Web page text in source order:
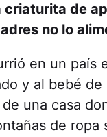
de
no lo
en un país
y al bebé
una casa
de ropa